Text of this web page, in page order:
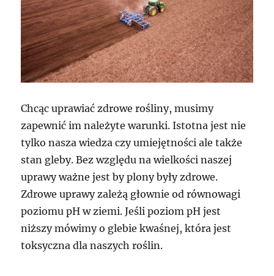
Chcąc uprawiać zdrowe rośliny, musimy
zapewnić im należyte warunki. Istotna jest nie
tylko nasza wiedza czy umiejętności ale także
stan gleby. Bez względu na wielkości naszej
uprawy ważne jest by plony były zdrowe.
Zdrowe uprawy zależą głownie od równowagi
poziomu pH w ziemi. Jeśli poziom pH jest
niższy mówimy o glebie kwaśnej, która jest
toksyczna dla naszych roślin.